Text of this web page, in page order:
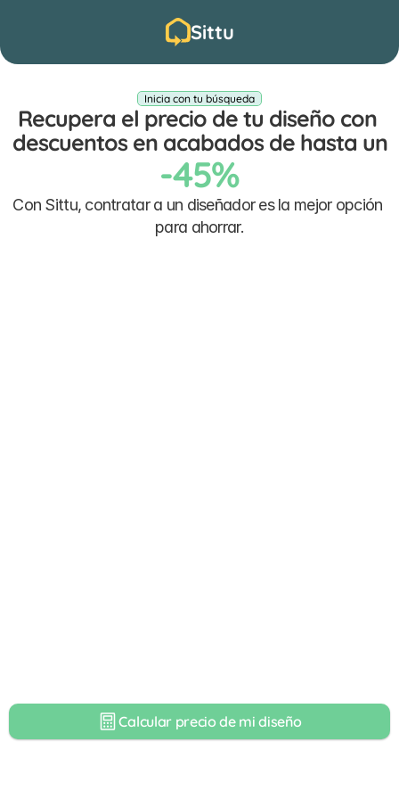
Sittu
Inicia con tu búsqueda
Recupera el precio de tu diseño con
descuentos en acabados de hasta un
-45%
Con Sittu, contratar a un diseñador es la mejor opción
para ahorrar.
Calcular precio de mi diseño